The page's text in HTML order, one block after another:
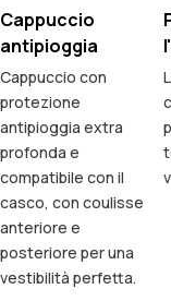
Cappuccio
antipioggia
Cappuccio con
protezione
antipioggia extra
profonda e
compatibile con il
casco, con coulisse
anteriore e
posteriore per una
vestibilità perfetta.